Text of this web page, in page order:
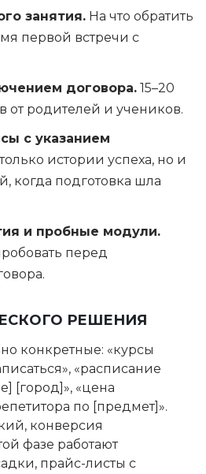
занятия. На что обратить
первой встречи с
договора. 15–20
от родителей и учеников.
с указанием
истории успеха, но и
когда подготовка шла
и пробные модули.
перед
РЕШЕНИЯ
конкретные: «курсы
«расписание
[город]», «цена
по [предмет]».
конверсия
фазе работают
прайс-листы с